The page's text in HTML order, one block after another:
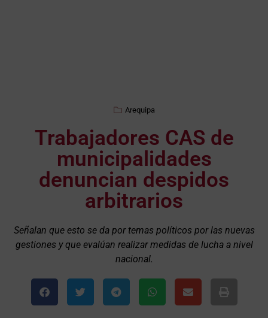
Arequipa
Trabajadores CAS de
municipalidades
denuncian despidos
arbitrarios
Señalan que esto se da por temas políticos por las nuevas
gestiones y que evalúan realizar medidas de lucha a nivel
nacional.